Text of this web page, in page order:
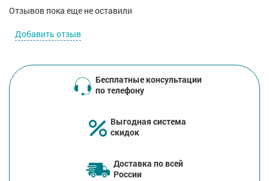
Отзывов пока еще не оставили
Добавить отзыв
Бесплатные консультации
по телефону
Выгодная система
скидок
Доставка по всей
России